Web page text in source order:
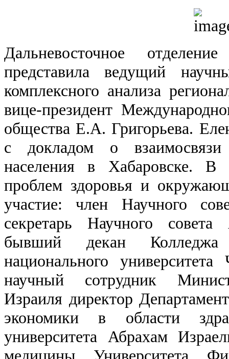
Дальневосточное
представила ведущий
комплексного анализа
вице-президент
общества Е.А. Григорьева.
с докладом о
населения в Хабаровске. В
проблем здоровья и
участие: член Научного
секретарь Научного
бывший декан Колледжа
национального
научный сотрудник
Израиля директор
экономики в области
университета Абрахам